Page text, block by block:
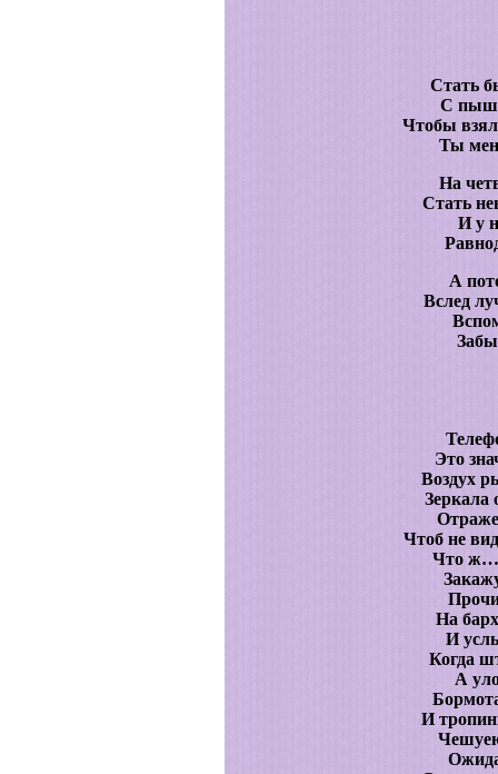
Стать
С
Чтобы
Ты
На
Стать
И у
А
Вслед
Это
Воздух
Зеркала
Чтоб не
Что ж…
На
И
Когда
А
И